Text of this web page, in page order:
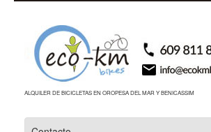
ALQUILER DE BICICLETAS EN OROPESA DEL MAR Y BENICASSIM